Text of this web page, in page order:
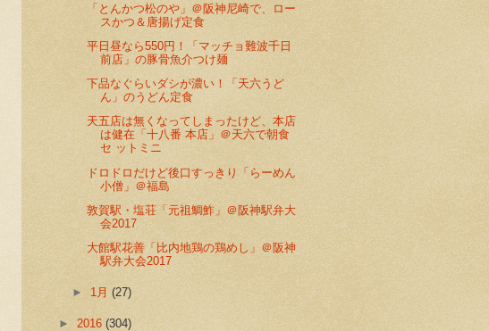
「とんかつ松のや」＠阪神尼崎で、ロー
スかつ＆唐揚げ定食
平日昼なら550円！「マッチョ難波千日
前店」の豚骨魚介つけ麺
下品なぐらいダシが濃い！「天六うど
ん」のうどん定食
天五店は無くなってしまったけど、本店
は健在「十八番 本店」＠天六で朝食
セ ットミニ
ドロドロだけど後口すっきり「らーめん
小僧」＠福島
敦賀駅・塩荘「元祖鯛鮓」＠阪神駅弁大
会2017
大館駅花善「比内地鶏の鶏めし」＠阪神
駅弁大会2017
► 1月(27)
► 2016 (304)